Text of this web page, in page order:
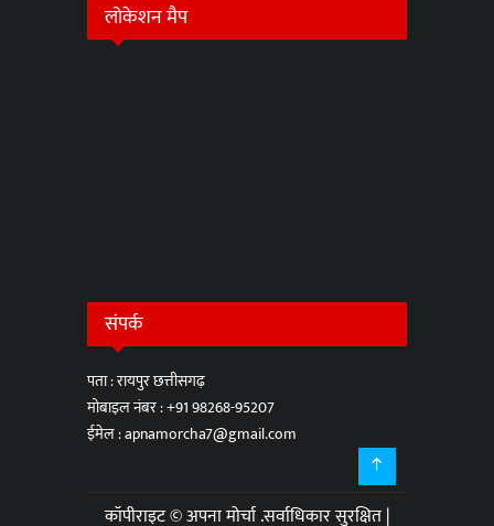
लोकेशन मैप
संपर्क
पता : रायपुर छत्तीसगढ़
मोबाइल नंबर :+91 98268-95207
ईमेल :apnamorcha7@gmail.com
कॉपीराइट © अपना मोर्चा .सर्वाधिकार सुरक्षित |